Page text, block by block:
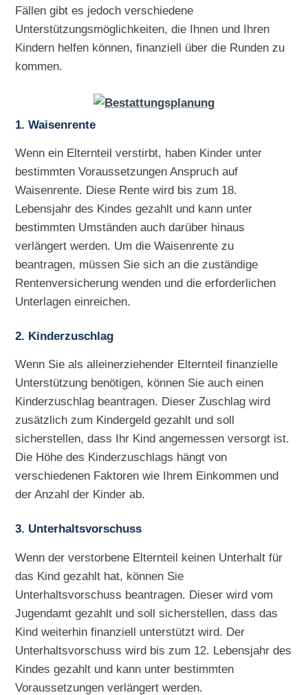
Fällen gibt es jedoch verschiedene
Unterstützungsmöglichkeiten, die Ihnen und Ihren
Kindern helfen können, finanziell über die Runden zu
kommen.
1. Waisenrente
Wenn ein Elternteil verstirbt, haben Kinder unter
bestimmten Voraussetzungen Anspruch auf
Waisenrente. Diese Rente wird bis zum 18.
Lebensjahr des Kindes gezahlt und kann unter
bestimmten Umständen auch darüber hinaus
verlängert werden. Um die Waisenrente zu
beantragen, müssen Sie sich an die zuständige
Rentenversicherung wenden und die erforderlichen
Unterlagen einreichen.
2. Kinderzuschlag
Wenn Sie als alleinerziehender Elternteil finanzielle
Unterstützung benötigen, können Sie auch einen
Kinderzuschlag beantragen. Dieser Zuschlag wird
zusätzlich zum Kindergeld gezahlt und soll
sicherstellen, dass Ihr Kind angemessen versorgt ist.
Die Höhe des Kinderzuschlags hängt von
verschiedenen Faktoren wie Ihrem Einkommen und
der Anzahl der Kinder ab.
3. Unterhaltsvorschuss
Wenn der verstorbene Elternteil keinen Unterhalt für
das Kind gezahlt hat, können Sie
Unterhaltsvorschuss beantragen. Dieser wird vom
Jugendamt gezahlt und soll sicherstellen, dass das
Kind weiterhin finanziell unterstützt wird. Der
Unterhaltsvorschuss wird bis zum 12. Lebensjahr des
Kindes gezahlt und kann unter bestimmten
Voraussetzungen verlängert werden.